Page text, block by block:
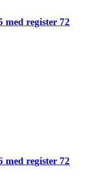
med register 72
med register 72